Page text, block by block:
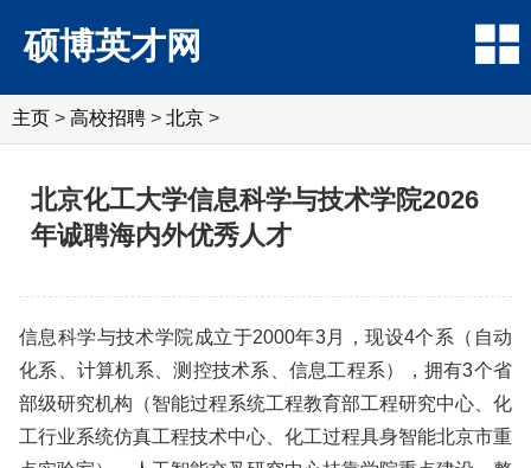
硕博英才网
主页 > 高校招聘 > 北京 >
北京化工大学信息科学与技术学院2026
年诚聘海内外优秀人才
信息科学与技术学院成立于2000年3月，现设4个系（自动
化系、计算机系、测控技术系、信息工程系），拥有3个省
部级研究机构（智能过程系统工程教育部工程研究中心、化
工行业系统仿真工程技术中心、化工过程具身智能北京市重